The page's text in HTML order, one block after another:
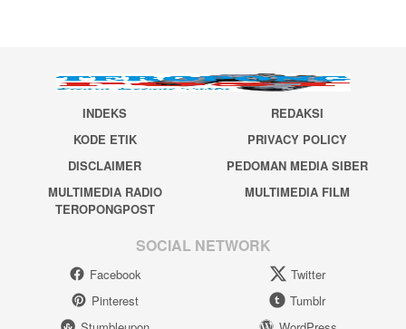
INDEKS
REDAKSI
KODE ETIK
PRIVACY POLICY
DISCLAIMER
PEDOMAN MEDIA SIBER
MULTIMEDIA RADIO
TEROPONGPOST
MULTIMEDIA FILM
SOCIAL NETWORK
Facebook
Twitter
Pinterest
Tumblr